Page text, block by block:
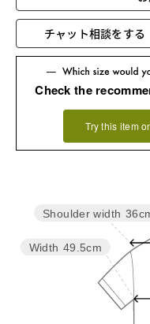
チャット相談をする
Check the
Try this item
Width 49.5cm
Shoulder width